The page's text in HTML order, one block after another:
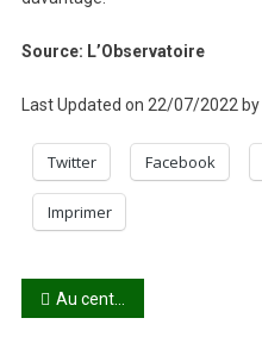
Source: L’Observatoire
Last Updated on 22/07/2022 by
Twitter Facebook
Imprimer
Navigation
Au centre du Mali: une lourde menace sur la campagne agricole 2022-2023